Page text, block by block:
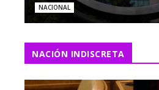
NACIONAL
NACIÓN INDISCRETA